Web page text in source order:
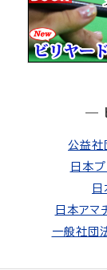
―
公益社
日本
日
日本アマ
一般社団